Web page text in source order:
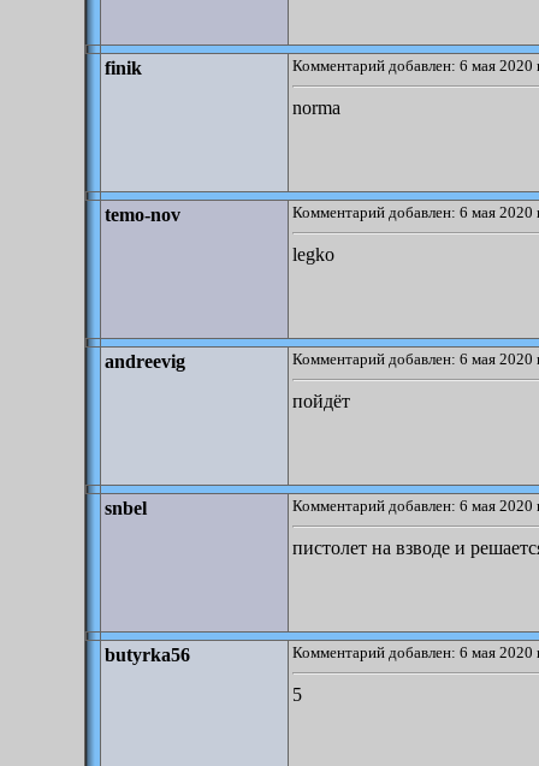
finik Комментарий добавлен: 6 мая 2020
norma
temo-nov Комментарий добавлен: 6 мая 2020
legko
andreevig Комментарий добавлен: 6 мая 2020
пойдёт
snbel Комментарий добавлен: 6 мая 2020
пистолет на взводе и
butyrka56 Комментарий добавлен: 6 мая 2020
5